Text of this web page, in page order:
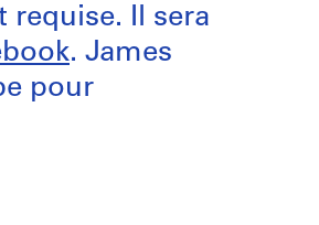
requise. Il sera
. James
pour